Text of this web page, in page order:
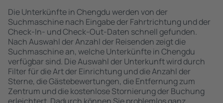
Die Unterkünfte in Chengdu werden von der
Suchmaschine nach Eingabe der Fahrtrichtung und der
Check-In- und Check-Out-Daten schnell gefunden.
Nach Auswahl der Anzahl der Reisenden zeigt die
Suchmaschine an, welche Unterkünfte in Chengdu
verfügbar sind. Die Auswahl der Unterkunft wird durch
Filter für die Art der Einrichtung und die Anzahl der
Sterne, die Gästebewertungen, die Entfernung zum
Zentrum und die kostenlose Stornierung der Buchung